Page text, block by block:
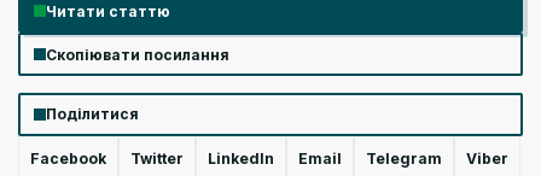
Читати статтю
Скопіювати посилання
Поділитися
Facebook Twitter LinkedIn Email Telegram Viber